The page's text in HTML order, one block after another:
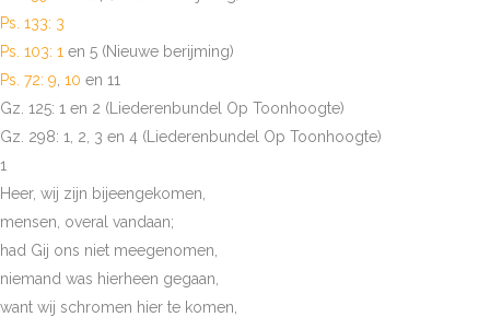
Ps. 133: 3
Ps. 103: 1 en 5 (Nieuwe berijming)
Ps. 72: 9 10 en 11
Gz. 125: 1 en 2 (Liederenbundel Op Toonhoogte)
Gz. 298: 1, 2, 3 en 4 (Liederenbundel Op Toonhoogte)
1
Heer, wij zijn bijeengekomen,
mensen, overal vandaan;
had Gij ons niet meegenomen,
niemand was hierheen gegaan,
want wij schromen hier te komen,